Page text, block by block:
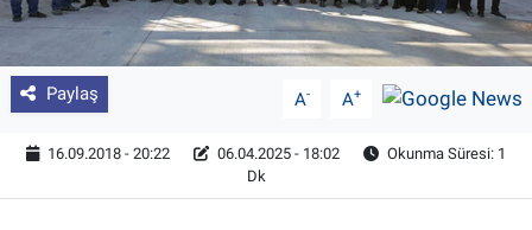
Paylaş A- A+
16.09.2018 - 20:22 06.04.2025 - 18:02
Okunma Süresi: 1
Dk
Dünyada Tarım
Üretici Birlikleri
Tahıllar ve Baklagiller